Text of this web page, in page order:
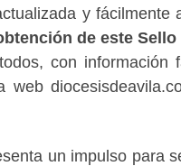
y
de este
con
web
un impulso para